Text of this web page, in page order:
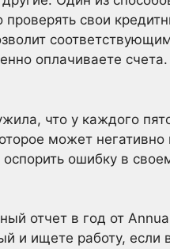
свои
оплачиваете
что у каждого
может негативно
ошибку в
отчет в год от
и ищете работу,